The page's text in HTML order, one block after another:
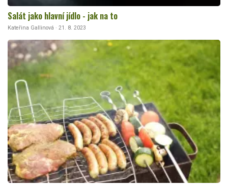
Salát jako hlavní jídlo - jak na to
Kateřina Gallinová · 21. 8. 2023